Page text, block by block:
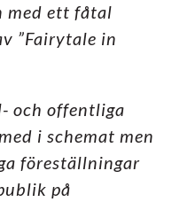
med ett fåtal
”Fairytale in
och offentliga
i schemat men
föreställningar
på